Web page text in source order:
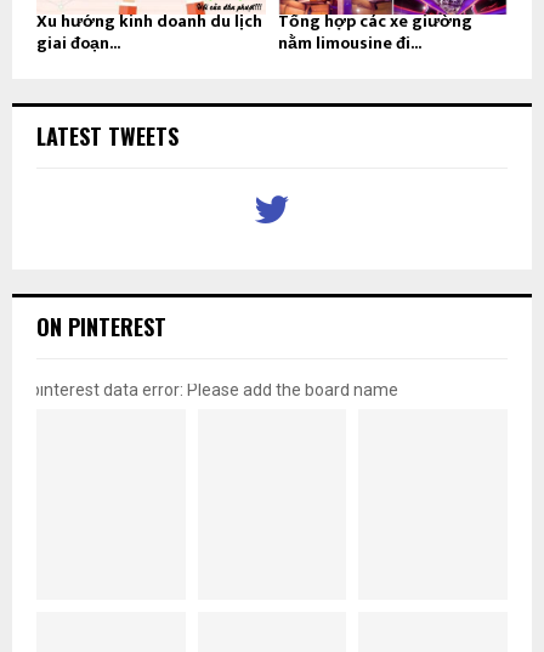
Xu hướng kinh doanh du lịch
giai đoạn...
Tổng hợp các xe giường
nằm limousine đi...
LATEST TWEETS
ON PINTEREST
pinterest data error: Please add the board name